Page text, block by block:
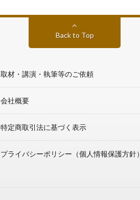
Back to Top
取材・講演・執筆等のご依頼
会社概要
特定商取引法に基づく表示
プライバシーポリシー（個人情報保護方針）